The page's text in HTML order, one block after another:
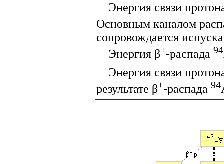
Энергия связи
Основным каналом
сопровождается
Энергия β+-распада 94
Энергия связи
результате β+-распада 94